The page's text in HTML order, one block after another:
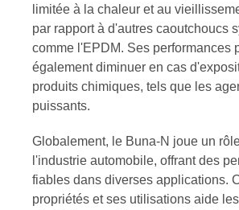
limitée à la chaleur et au
par rapport à d'autres caoutchoucs
comme l'EPDM. Ses performances
également diminuer en cas
produits chimiques, tels que les
puissants.
Globalement, le Buna-N joue un
l'industrie automobile, offrant des
fiables dans diverses applications.
propriétés et ses utilisations aide